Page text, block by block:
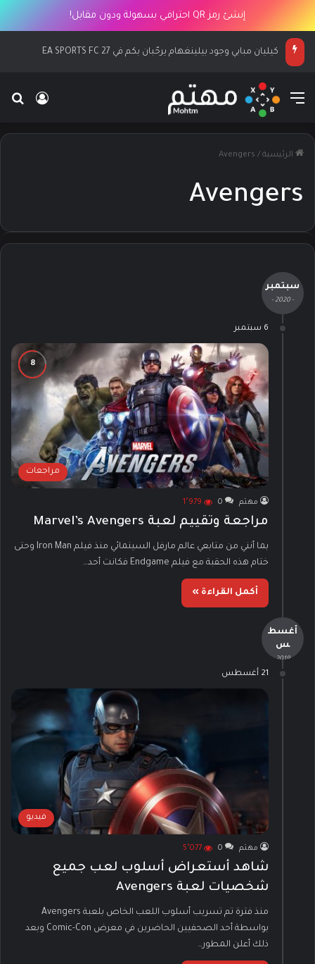
إنشئ رمز QR احترافي بسهولة ودون مقابل!
كيليان مبابي وجود بيلينغهام يرحّبان بكم في EA SPORTS FC 27
القائمة
الرئيسية /
Avengers
Avengers
سبتمبر
- 2020 -
6 سبتمبر
مراجعات
مهتم 0 1٬979
مراجعة وتقييم لعبة Marvel’s Avengers
بما أنني من متابعي عالم مارفل السينمائي منذ فيلم Iron Man وحتى
ختام هذه الحقبة مع فيلم Endgame فكانت أحد…
أكمل القراءة »
أغسط
س
- 2019 -
21 أغسطس
فيديو
مهتم 0 5٬077
شاهد أستعراض أسلوب لعب جميع
شخصيات لعبة Avengers
منذ فترة تم تسريب أسلوب اللعب الخاص بلعبة Avengers
بواسطة أحد الصحفيين الحاضرين في معرض Comic-Con وبعد
ذلك أعلن المطور…